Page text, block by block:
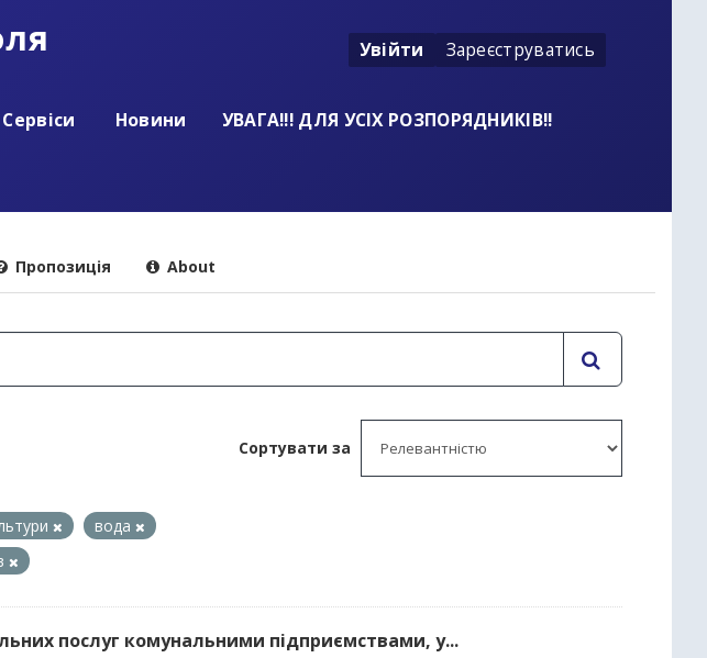
Увійти Зареєструватись
Сервіси Новини
УВАГА!!! ДЛЯ УСІХ РОЗПОРЯДНИКІВ!!
Пропозиція About
Сортувати за
вода
послуг комунальними підприємствами, у...